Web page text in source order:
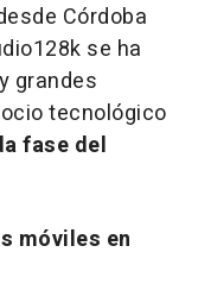
Córdoba
se ha
grandes
tecnológico
fase del
móviles en